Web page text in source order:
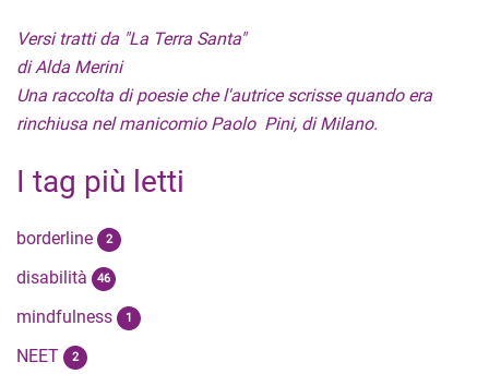
Versi tratti da "La Terra Santa"
di Alda Merini
Una raccolta di poesie che l'autrice scrisse quando era
rinchiusa nel manicomio Paolo Pini, di Milano.
I tag più letti
borderline 2
disabilità 46
mindfulness 1
NEET 2